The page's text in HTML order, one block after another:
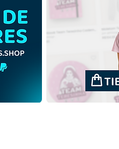
y San Damián |
gratuita de
monocromática